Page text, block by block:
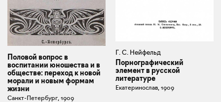
Половой вопрос в
воспитании юношества и в
обществе: переход к новой
морали и новым формам
жизни
Санкт-Петербург, 1909
Г. С. Нейфельд
Порнографический
элемент в русской
литературе
Екатеринослав, 1909